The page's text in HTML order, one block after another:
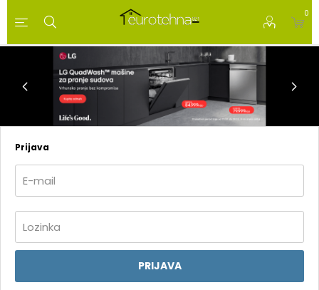
0
Prijava
PRIJAVA